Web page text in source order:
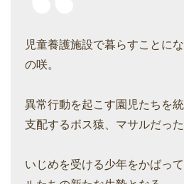
児童養護施設で暮らすことに
の咲。
異常行動を起こす園児たちを
支配するボス猿、マサルだった
いじめを受ける少年をかばっ